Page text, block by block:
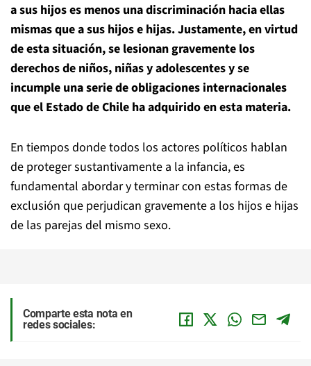
a sus hijos es menos una discriminación hacia ellas
mismas que a sus hijos e hijas. Justamente, en virtud
de esta situación, se lesionan gravemente los
derechos de niños, niñas y adolescentes y se
incumple una serie de obligaciones internacionales
que el Estado de Chile ha adquirido en esta materia.
En tiempos donde todos los actores políticos hablan
de proteger sustantivamente a la infancia, es
fundamental abordar y terminar con estas formas de
exclusión que perjudican gravemente a los hijos e hijas
de las parejas del mismo sexo.
Comparte esta nota en
redes sociales: